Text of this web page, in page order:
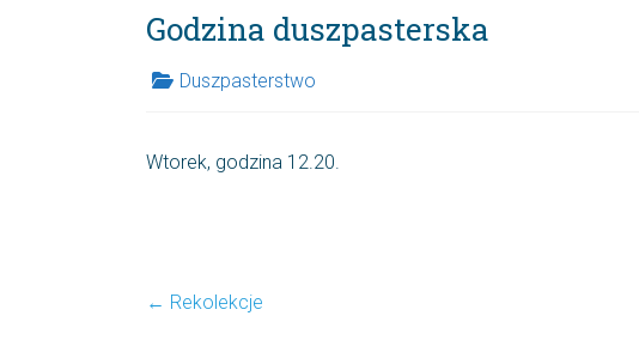
Godzina duszpasterska
Duszpasterstwo
Wtorek, godzina 12.20.
← Rekolekcje